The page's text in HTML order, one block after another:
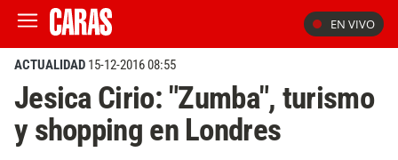
EN VIVO
ACTUALIDAD 15-12-2016 08:55
Jesica Cirio: "Zumba", turismo
y shopping en Londres